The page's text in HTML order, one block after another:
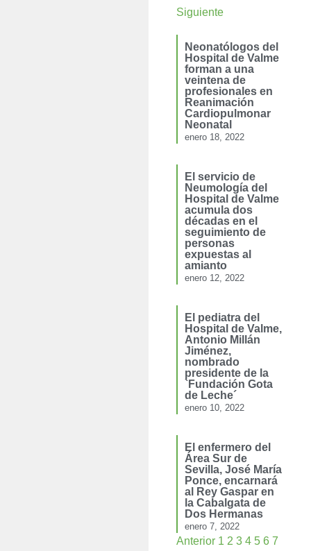
Siguiente
Neonatólogos del
Hospital de Valme
forman a una
veintena de
profesionales en
Reanimación
Cardiopulmonar
Neonatal
enero 18, 2022
El servicio de
Neumología del
Hospital de Valme
acumula dos
décadas en el
seguimiento de
personas
expuestas al
amianto
enero 12, 2022
El pediatra del
Hospital de Valme,
Antonio Millán
Jiménez,
nombrado
presidente de la
`Fundación Gota
de Leche´
enero 10, 2022
El enfermero del
Área Sur de
Sevilla, José María
Ponce, encarnará
al Rey Gaspar en
la Cabalgata de
Dos Hermanas
enero 7, 2022
Anterior 1 2 3 4 5 6 7